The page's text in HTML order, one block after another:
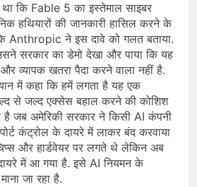
कि Fable 5 का इस्तेमाल साइबर
हथियारों की जानकारी हासिल करने के
Anthropic ने इस दावे को गलत बताया.
सरकार का डेमो देखा और पाया कि यह
व्यापक खतरा पैदा करने वाला नहीं है.
में कहा कि हमें लगता है यह एक
से जल्द एक्सेस बहाल करने की कोशिश
है जब अमेरिकी सरकार ने किसी AI कंपनी
कंट्रोल के दायरे में लाकर बंद करवाया
और हार्डवेयर पर लगते थे लेकिन अब
में आ गया है. इसे AI नियमन के
जा रहा है.